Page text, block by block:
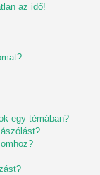
az idő!
egy témában?